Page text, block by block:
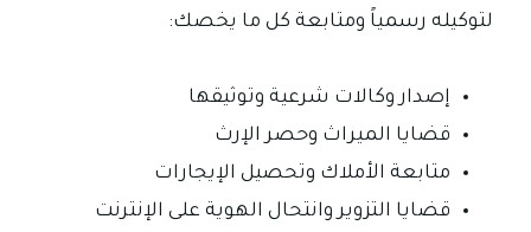
لتوكيله رسمياً ومتابعة كل ما يخصك:
إصدار وكالات شرعية وتوثيقها
قضايا الميراث وحصر الإرث
متابعة الأملاك وتحصيل الإيجارات
قضايا التزوير وانتحال الهوية على الإنترنت